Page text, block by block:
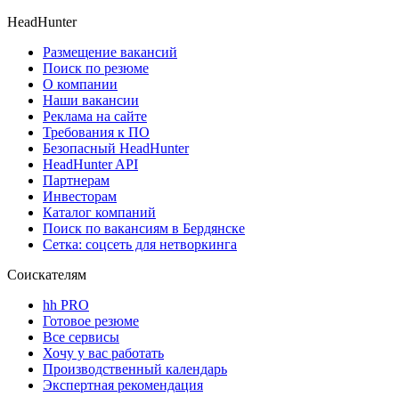
HeadHunter
Размещение вакансий
Поиск по резюме
О компании
Наши вакансии
Реклама на сайте
Требования к ПО
Безопасный HeadHunter
HeadHunter API
Партнерам
Инвесторам
Каталог компаний
Поиск по вакансиям в Бердянске
Сетка: соцсеть для нетворкинга
Соискателям
hh PRO
Готовое резюме
Все сервисы
Хочу у вас работать
Производственный календарь
Экспертная рекомендация